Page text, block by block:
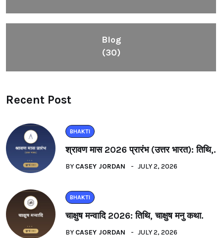
Blog
(30)
Recent Post
BHAKTI
श्रावण मास 2026 प्रारंभ (उत्तर भारत): तिथि,.
BY CASEY JORDAN JULY 2, 2026
BHAKTI
चाक्षुष मन्वादि 2026: तिथि, चाक्षुष मनु कथा.
BY CASEY JORDAN JULY 2, 2026